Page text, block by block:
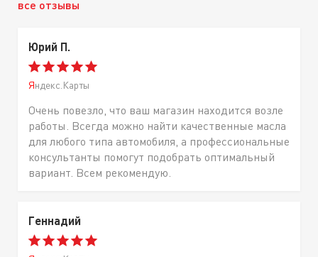
все отзывы
Юрий П.
Яндекс.Карты
Очень повезло, что ваш магазин находится возле
работы. Всегда можно найти качественные масла
для любого типа автомобиля, а профессиональные
консультанты помогут подобрать оптимальный
вариант. Всем рекомендую.
Геннадий